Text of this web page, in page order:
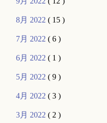
8月 2022( 15 )
7月 2022( 6 )
6月 2022( 1 )
5月 2022( 9 )
4月 2022( 3 )
3月 2022( 2 )